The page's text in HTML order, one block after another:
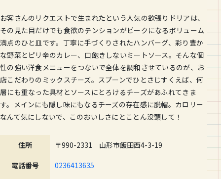
お客さんのリクエストで生まれたという人気の欲張りドリアは、
その見た目だけでも食欲のテンションがピークになるボリューム
満点のひと皿です。丁寧に手づくりされたハンバーグ、彩り豊か
な野菜とピリ辛のカレー、口飽きしないミートソース。そんな個
性の強い洋食メニューをつないで全体を調和させているのが、お
店こだわりのミックスチーズ。スプーンでひとさじすくえば、何
層にも重なった具材とソースにとろけるチーズがあふれてきま
す。メインにも隠し味にもなるチーズの存在感に脱帽。カロリー
なんて気にしないで、このおいしさにとことん没頭して！
住所 〒990-2331 山形市飯田西4-3-19
電話番号 0236413635